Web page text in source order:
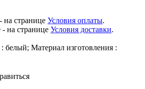
на странице Условия оплаты.
- на странице Условия доставки.
белый; Материал изготовления :